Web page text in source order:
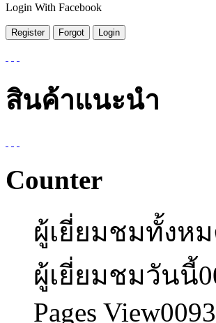
Login With Facebook
สินค้าแนะนำ
Counter
ผู้เยี่ยมชมทั้งห
ผู้เยี่ยมชมวันนี้
Pages View